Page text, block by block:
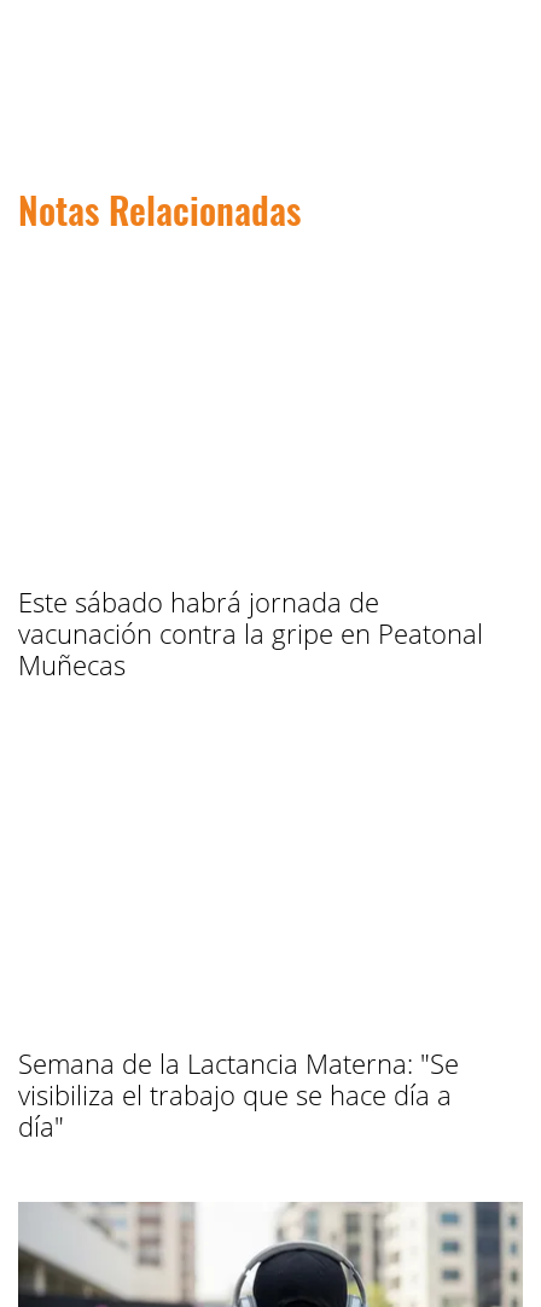
Notas Relacionadas
Este sábado habrá jornada de
vacunación contra la gripe en Peatonal
Muñecas
Semana de la Lactancia Materna: "Se
visibiliza el trabajo que se hace día a
día"